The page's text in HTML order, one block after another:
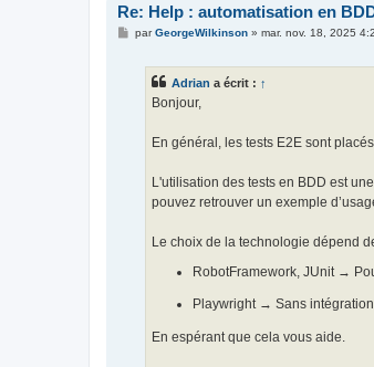
Re: Help : automatisation en
MparGeorgeWilkinson» mar. nov. 18, 2025
Adrian a écrit : ↑
Bonjour,
En général, les tests E2E sont
L'utilisation des tests en BDD est
pouvez retrouver un exemple
Le choix de la technologie dépend
RobotFramework, JUnit →
Playwright → Sans
En espérant que cela vous aide.